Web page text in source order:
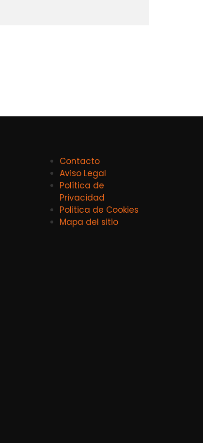
Contacto
Aviso Legal
Política de
Privacidad
Politica de Cookies
Mapa del sitio